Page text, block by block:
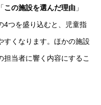
この施設を選んだ理由 」
4つを盛り込むと、児童指
すくなります。ほかの施設
当者に響く内容にするこ